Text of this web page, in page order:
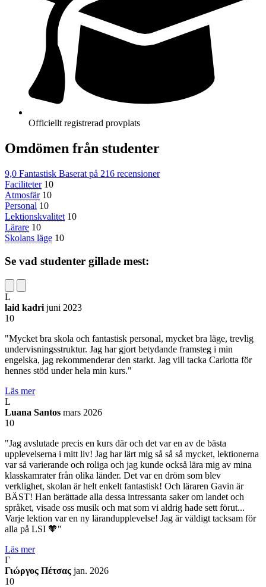
Officiellt registrerad provplats
Omdömen från studenter
9,0 Fantastisk Baserat på 216 recensioner
Faciliteter 10
Atmosfär 10
Personal 10
Lektionskvalitet 10
Lärare 10
Skolans läge 10
Se vad studenter gillade mest:
L
laid kadri juni 2023
10
"Mycket bra skola och fantastisk personal, mycket bra läge, trevlig
undervisningsstruktur. Jag har gjort betydande framsteg i min
engelska, jag rekommenderar den starkt. Jag vill tacka Carlotta för
hennes stöd under hela min kurs."
Läs mer
L
Luana Santos mars 2026
10
"Jag avslutade precis en kurs där och det var en av de bästa
upplevelserna i mitt liv! Jag har lärt mig så så så mycket, lektionerna
var så varierande och roliga och jag kunde också lära mig av mina
klasskamrater från olika länder. Det var en dröm som blev
verklighet, skolan är helt enkelt fantastisk! Och läraren Gavin är
BÄST! Han berättade alla dessa intressanta saker om landet och
språket, visade oss musik och mat som vi aldrig hade sett förut...
Varje lektion var en ny lärandupplevelse! Jag är väldigt tacksam för
alla på LSI 🧡"
Läs mer
Γ
Γιώργος Πέτσας jan. 2026
10